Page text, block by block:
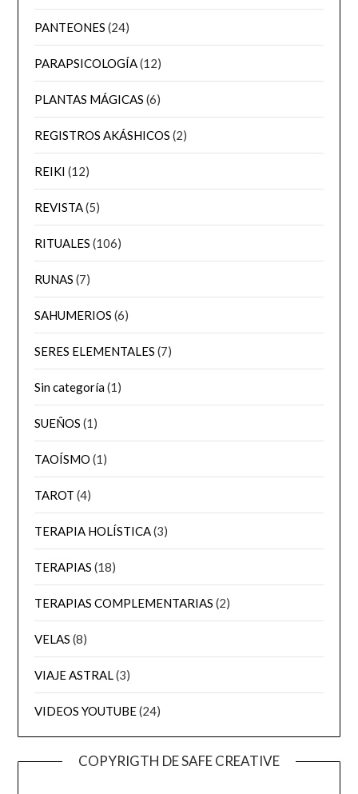
PANTEONES (24)
PARAPSICOLOGÍA(12)
PLANTAS MÁGICAS (6)
REGISTROS AKÁSHICOS (2)
REIKI (12)
REVISTA(5)
RITUALES (106)
RUNAS (7)
SAHUMERIOS (6)
SERES ELEMENTALES (7)
Sin categoría(1)
SUEÑOS (1)
TAOÍSMO (1)
TAROT (4)
TERAPIA HOLÍSTICA(3)
TERAPIAS (18)
TERAPIAS COMPLEMENTARIAS (2)
VELAS (8)
VIAJE ASTRAL(3)
VIDEOS YOUTUBE(24)
COPYRIGTH DE SAFE CREATIVE